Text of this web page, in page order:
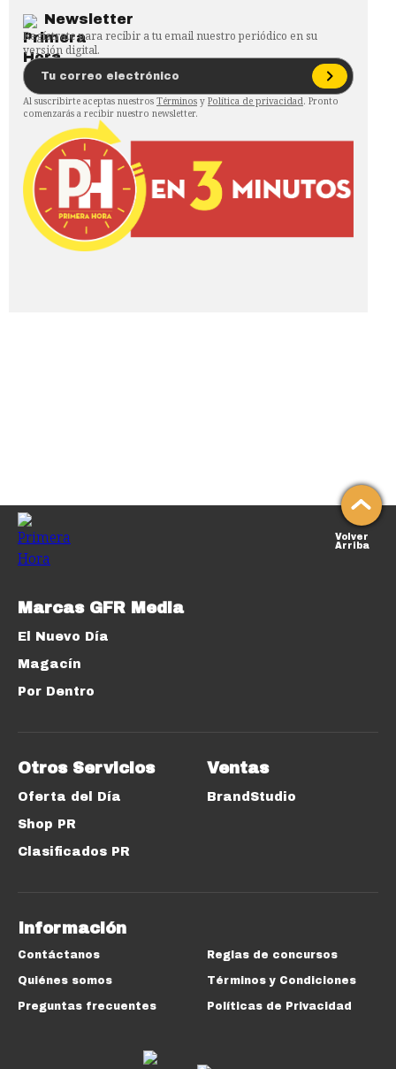
Newsletter
Regístrate para recibir a tu email nuestro periódico en su
versión digital.
Al suscribirte aceptas nuestros Términos y Política de privacidad. Pronto
comenzarás a recibir nuestro newsletter.
Volver
Arriba
Marcas GFR Media
El Nuevo Día
Magacín
Por Dentro
Otros Servicios
Oferta del Día
Shop PR
Clasificados PR
Ventas
BrandStudio
Información
Contáctanos
Quiénes somos
Preguntas frecuentes
Reglas de concursos
Términos y Condiciones
Políticas de Privacidad